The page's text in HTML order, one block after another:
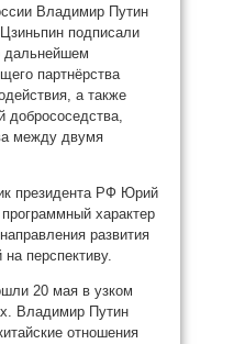
Владимир Путин
подписали
дальнейшем
партнёрства
а также
добрососедства,
между двумя
президента РФ Юрий
характер
развития
перспективу.
20 мая в узком
Владимир Путин
отношения